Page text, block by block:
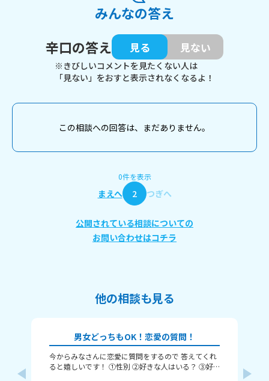
みんなの答え
辛口の答え
見る 見ない
※きびしいコメントを見たくない人は
「見ない」をおすと表示されなくなるよ！
この相談への回答は、まだありません。
0件を表示
まえへ 2 つぎへ
公開されている相談についての
お問い合わせはコチラ
他の相談も見る
男女どっちもOK！恋愛の質問！
今からみなさんに恋愛に質問をするので 答えてくれ
ると嬉しいです！ ①性別 ②好きな人はいる？ ③好